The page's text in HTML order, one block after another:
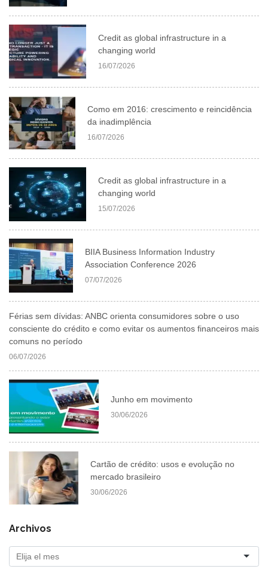
Credit as global infrastructure in a
changing world
16/07/2026
Como em 2016: crescimento e reincidência
da inadimplência
16/07/2026
Credit as global infrastructure in a
changing world
15/07/2026
BIIA Business Information Industry
Association Conference 2026
07/07/2026
Férias sem dívidas: ANBC orienta consumidores sobre o uso
consciente do crédito e como evitar os aumentos financeiros mais
comuns no período
06/07/2026
Junho em movimento
30/06/2026
Cartão de crédito: usos e evolução no
mercado brasileiro
30/06/2026
Archivos